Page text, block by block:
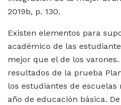
2019b, p. 130.
Existen elementos para
académico de las
mejor que el de los
resultados de la prueba
los estudiantes de
año de educación básica.